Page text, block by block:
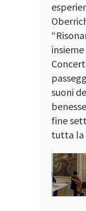
suoni
fine
tutta la